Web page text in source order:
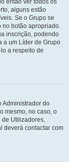
então ver todos os
alguns estão
Se o Grupo se
no botão apropriado.
inscrição, podendo
a um Líder de Grupo
a respeito de
Administrador do
mesmo, no caso, o
de Utilizadores,
deverá contactar com